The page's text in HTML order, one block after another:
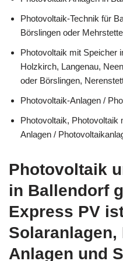
Photovoltaik-Technik für
Börslingen oder
Photovoltaik mit Speicher
Holzkirch, Langenau,
oder Börslingen,
Photovoltaik-Anlagen /
Photovoltaik, Photovoltaik
Anlagen /
Photovoltaik
in Ballendorf
Express PV
Anlagen und